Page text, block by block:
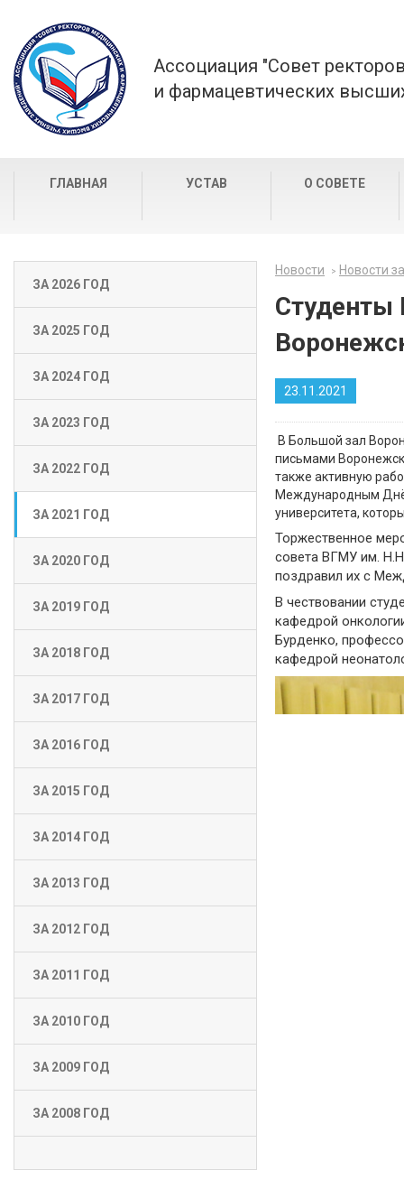
Ассоциация "Совет
и фармацевтических
ГЛАВНАЯ УСТАВ О СОВЕТЕ
ЗА 2026 ГОД
ЗА 2025 ГОД
ЗА 2024 ГОД
ЗА 2023 ГОД
ЗА 2022 ГОД
ЗА 2021 ГОД
ЗА 2020 ГОД
ЗА 2019 ГОД
ЗА 2018 ГОД
ЗА 2017 ГОД
ЗА 2016 ГОД
ЗА 2015 ГОД
ЗА 2014 ГОД
ЗА 2013 ГОД
ЗА 2012 ГОД
ЗА 2011 ГОД
ЗА 2010 ГОД
ЗА 2009 ГОД
ЗА 2008 ГОД
Новости Новости
Студенты
23.11.2021
В Большой зал
письмами
также активную
Международным
университета,
Торжественное
совета ВГМУ им.
поздравил их с
В чествовании
кафедрой
Бурденко,
кафедрой